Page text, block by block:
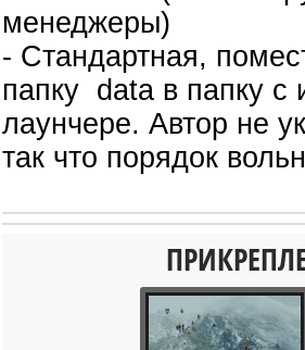
менеджеры)
- Стандартная,
папку data в папку с
лаунчере. Автор не
так что порядок